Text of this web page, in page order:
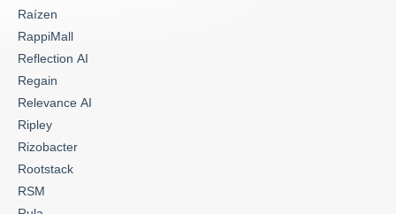
Raízen
RappiMall
Reflection AI
Regain
Relevance AI
Ripley
Rizobacter
Rootstack
RSM